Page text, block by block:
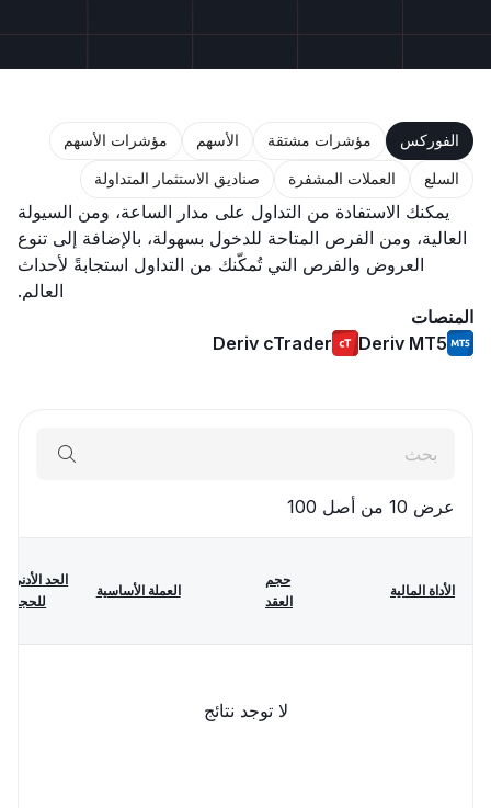
الفوركس مؤشرات مشتقة الأسهم مؤشرات الأسهم
السلع العملات المشفرة صناديق الاستثمار المتداولة
يمكنك الاستفادة من التداول على مدار الساعة، ومن السيولة
العالية، ومن الفرص المتاحة للدخول بسهولة، بالإضافة إلى تنوع
العروض والفرص التي تُمكّنك من التداول استجابةً لأحداث
العالم.
المنصات
Deriv MT5
Deriv cTrader
عرض 10 من أصل 100
الأداة المالية
حجم
العقد
العملة الأساسية
الحد الأدنى
للحجم
لا توجد نتائج